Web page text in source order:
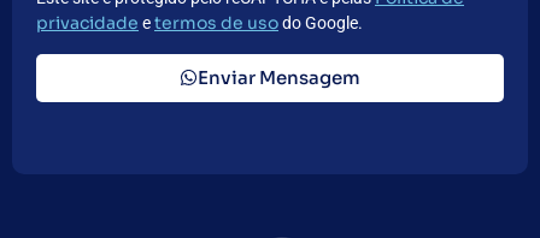
privacidade etermos de usodo Google.
Enviar Mensagem